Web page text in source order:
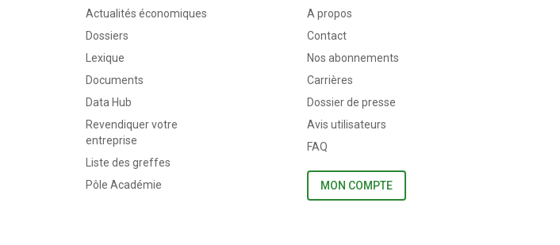
Actualités économiques
Dossiers
Lexique
Documents
Data Hub
Revendiquer votre
entreprise
Liste des greffes
Pôle Académie
A propos
Contact
Nos abonnements
Carrières
Dossier de presse
Avis utilisateurs
FAQ
MON COMPTE